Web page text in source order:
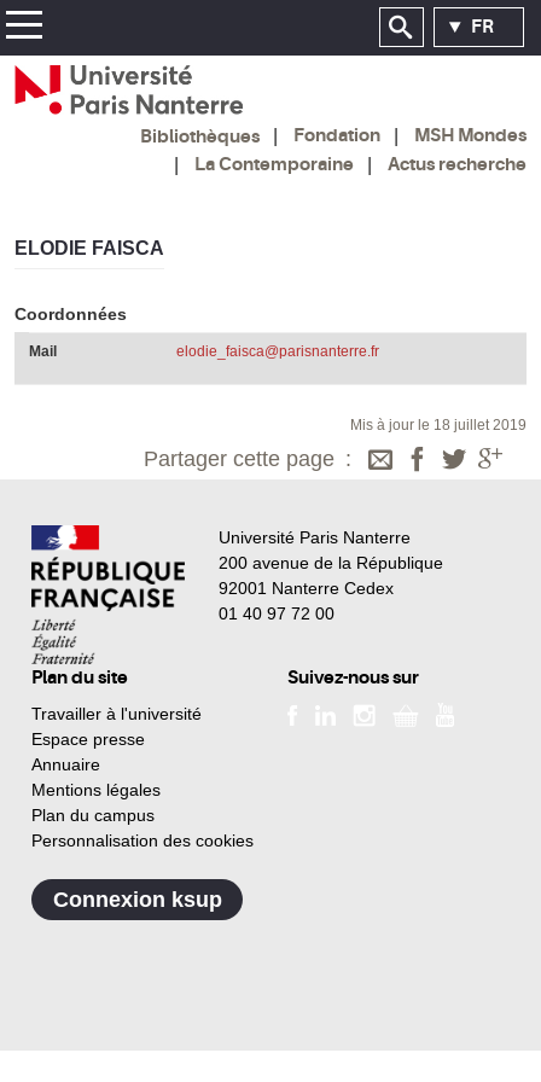
FR
Bibliothèques Fondation
MSH Mondes
La Contemporaine
Actus recherche
ELODIE FAISCA
Coordonnées
Mail elodie_faisca@parisnanterre.fr
Mis à jour le 18 juillet 2019
Partager cette page
Université Paris Nanterre
200 avenue de la République
92001 Nanterre Cedex
01 40 97 72 00
Plan du site
Travailler à l'université
Espace presse
Annuaire
Mentions légales
Plan du campus
Personnalisation des cookies
Suivez-nous sur
Connexion ksup